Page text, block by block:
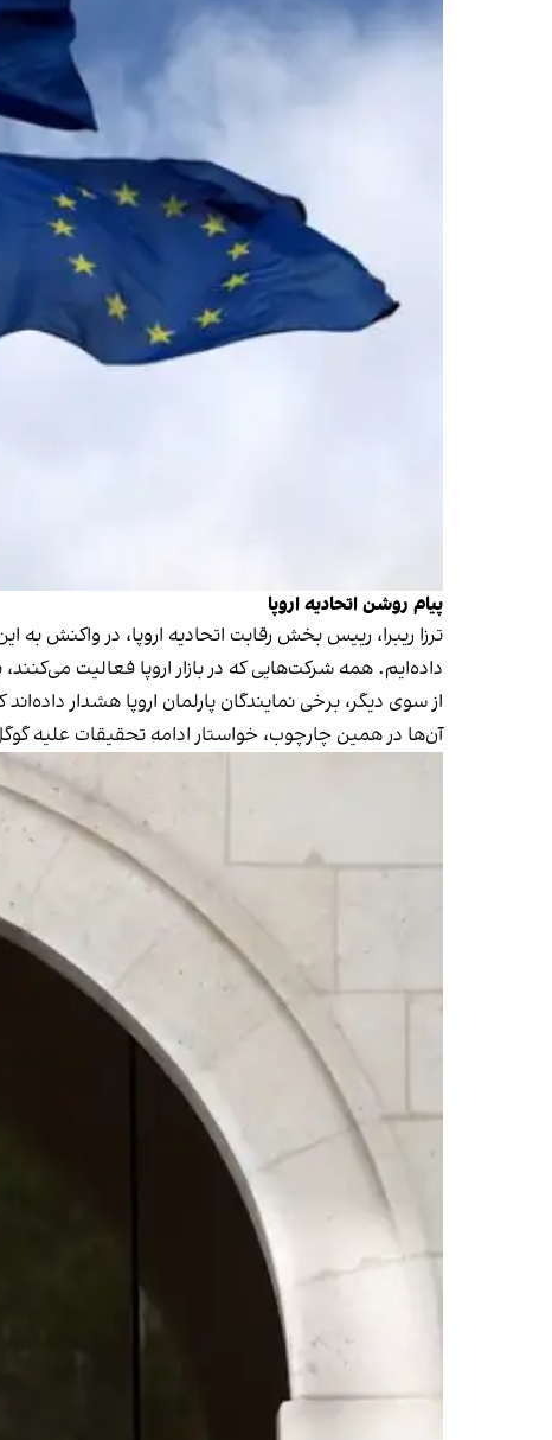
پیام روشن اتحادیه اروپا
ترزا ریبرا، رییس بخش رقابت اتحادیه اروپا، در واکنش
داده‌ایم. همه شرکت‌هایی که در بازار اروپا فعالیت می‌کنند،
از سوی دیگر، برخی نمایندگان پارلمان اروپا هشدار
آن‌ها در همین چارچوب، خواستار ادامه تحقیقات علیه